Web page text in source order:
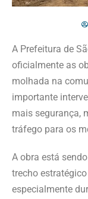
A Prefeitura de
oficialmente as
molhada na
importante
mais segurança,
tráfego para os
A obra está
trecho
especialmente